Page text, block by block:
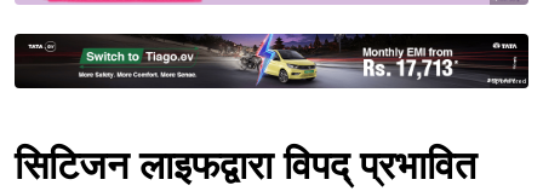
Sponsored
सिटिजन लाइफद्वारा विपद् प्रभावित